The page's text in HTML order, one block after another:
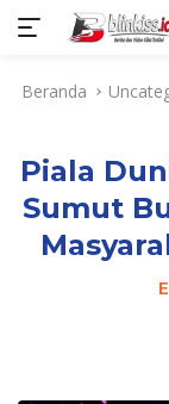
Beranda
Piala
Sumut